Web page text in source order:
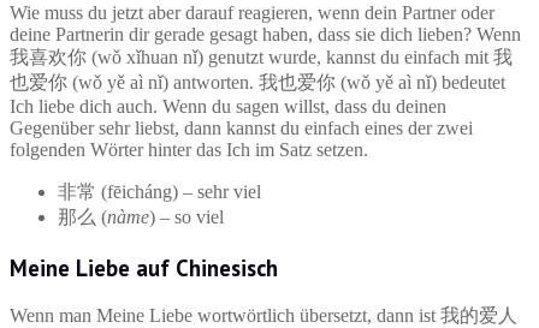
Wie muss du jetzt aber darauf reagieren, wenn dein Partner oder
deine Partnerin dir gerade gesagt haben, dass sie dich lieben? Wenn
我喜欢你 (wǒ xǐhuan nǐ) genutzt wurde, kannst du einfach mit 我
也爱你 (wǒ yě aì nǐ) antworten. 我也爱你 (wǒ yě aì nǐ) bedeutet
Ich liebe dich auch. Wenn du sagen willst, dass du deinen
Gegenüber sehr liebst, dann kannst du einfach eines der zwei
folgenden Wörter hinter das Ich im Satz setzen.
非常 (fēicháng) – sehr viel
那么 (nàme) – so viel
Meine Liebe auf Chinesisch
Wenn man Meine Liebe wortwörtlich übersetzt, dann ist 我的爱人